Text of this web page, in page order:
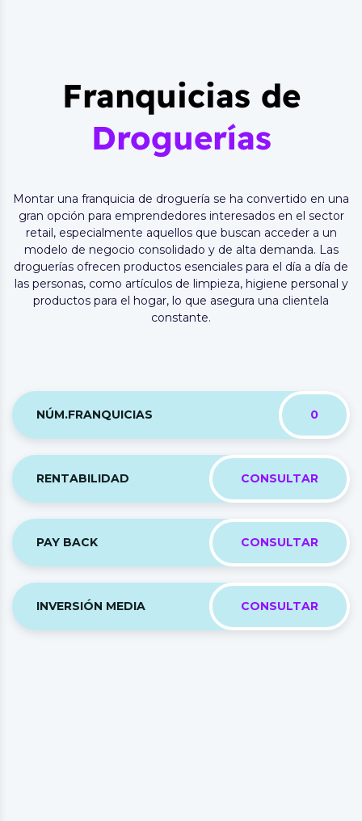
Franquicias de
Droguerías
Montar una franquicia de droguería se ha convertido en una
gran opción para emprendedores interesados en el sector
retail, especialmente aquellos que buscan acceder a un
modelo de negocio consolidado y de alta demanda. Las
droguerías ofrecen productos esenciales para el día a día de
las personas, como artículos de limpieza, higiene personal y
productos para el hogar, lo que asegura una clientela
constante.
NÚM.FRANQUICIAS 0
RENTABILIDAD CONSULTAR
PAY BACK CONSULTAR
INVERSIÓN MEDIA CONSULTAR